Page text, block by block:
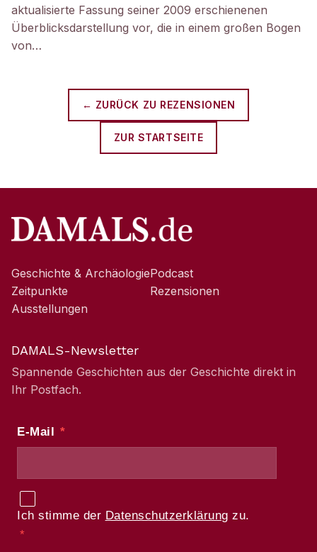
aktualisierte Fassung seiner 2009 erschienenen
Überblicksdarstellung vor, die in einem großen Bogen
von…
← ZURÜCK ZU REZENSIONEN
ZUR STARTSEITE
Geschichte & Archäologie
Zeitpunkte
Ausstellungen
Podcast
Rezensionen
DAMALS-Newsletter
Spannende Geschichten aus der Geschichte direkt in
Ihr Postfach.